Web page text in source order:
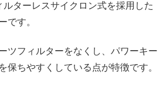
ターレスサイクロン式を採用した
です。
ツフィルターをなくし、パワーキー
保ちやすくしている点が特徴です。